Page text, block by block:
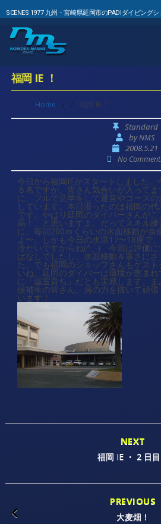
SCENES 1977 九州・宮崎県延岡市のPADIダイビング
福岡 IE ！
Home / / 福岡 IE ！
Standard
byNMS
2008.5.21
No
今日から福岡IEがスタートしました
８名ですが、皆さん気合いが入って
に、フルで見学をして運営やコース
しています。本日潜ったのは福岡の代
です。やはり延岡のダイバーさんが
高！」と思いますよ。だってスキル
に、毎回200ｍくらいの水面移動が余
よ〜。しかも今日の水温17〜18度で
冷たいですからね(^_-) 今回は評価に
ぱなしでしたし、水面移動＆寒さに
た。でも福岡のショップさんもゲス
いね。延岡のダイバーは環境が恵ま
に「温室育ち」だとも実感します。
候補生の皆さん、肩の力を抜いて頑
います！
NEXT
福岡 IE ・ 2 日目
PREVIOUS
大麦畑！